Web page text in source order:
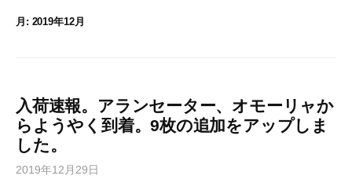
月: 2019年12月
入荷速報。アランセーター、オモーリャか
らようやく到着。9枚の追加をアップしま
した。
2019年12月29日